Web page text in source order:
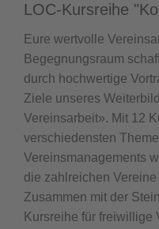
LOC-Kursreihe
Eure wertvolle
Begegnungsraum
durch hochwertige
Ziele unseres
Vereinsarbeit». Mit 12
verschiedensten
Vereinsmanagements
die zahlreichen
Zusammen mit der
Kursreihe für freiwillige